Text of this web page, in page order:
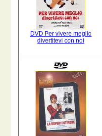
DVD Per vivere meglio
divertitevi con noi